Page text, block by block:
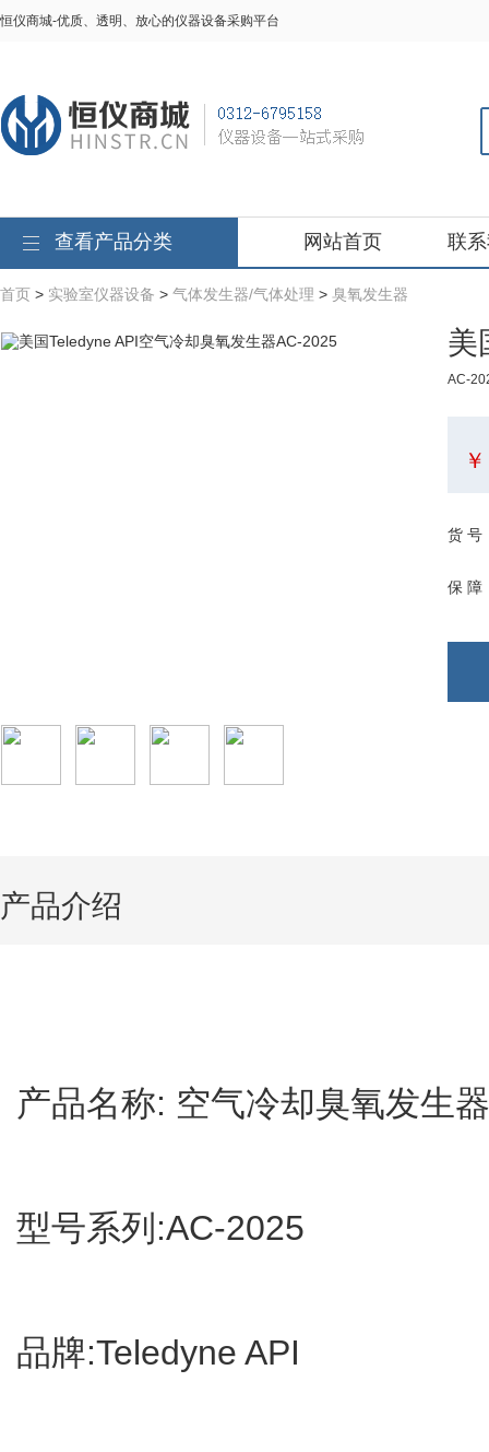
恒仪商城-优质、透明、放心的仪器设备采购平台
查看产品分类 网站首页 联
首页 > 实验室仪器设备 > 气体发生器/气体处理 > 臭氧发生器
美
AC-
￥
货 号
保 障
产品介绍
产品名称: 空气冷却臭氧发生器
型号系列:AC-2025
品牌:Teledyne API